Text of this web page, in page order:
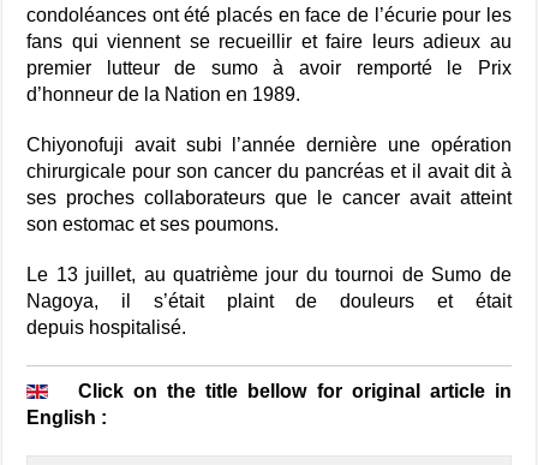
condoléances ont été placés en face de l’écurie pour les
fans qui viennent se recueillir et faire leurs adieux au
premier lutteur de sumo à avoir remporté le Prix
d’honneur de la Nation en 1989.
Chiyonofuji avait subi l’année dernière une opération
chirurgicale pour son cancer du pancréas et il avait dit à
ses proches collaborateurs que le cancer avait atteint
son estomac et ses poumons.
Le 13 juillet, au quatrième jour du tournoi de Sumo de
Nagoya, il s’était plaint de douleurs et était
depuis hospitalisé.
Click on the title bellow for original article in
English :